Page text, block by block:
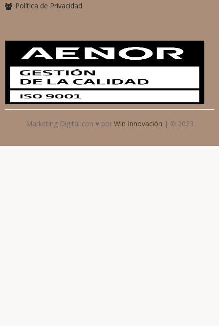
Política de Privacidad
Marketing Digital con ♥ por Win Innovación | © 2023